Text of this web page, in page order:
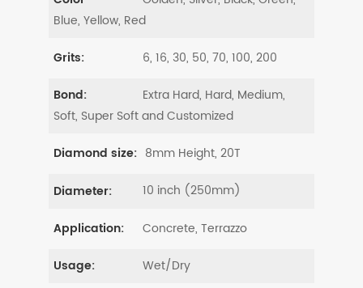
Blue, Yellow, Red
Grits: 6, 16, 30, 50, 70, 100, 200
Bond:
Extra Hard, Hard, Medium,
Soft, Super Soft and Customized
Diamond size: 8mm Height, 20T
Diameter: 10 inch (250mm)
Application: Concrete, Terrazzo
Usage: Wet/Dry